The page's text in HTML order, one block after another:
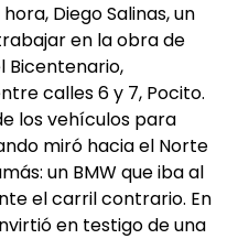
Diego Salinas, un
en la obra de
Bicentenario,
calles 6 y 7, Pocito.
los vehículos para
miró hacia el Norte
un BMW que iba al
el carril contrario. En
en testigo de una